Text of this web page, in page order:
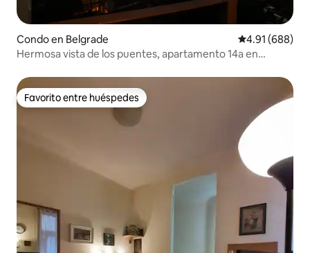
Condo en Belgrade Calificación
4.91 (688)
Hermosa vista de los puentes, apartamento 14a en
Favorito entre huéspedes
Favorito entre huéspedes